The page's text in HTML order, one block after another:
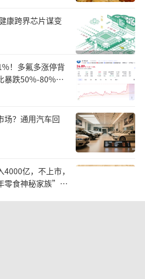
日，万泰生物发出公告，邱
总经理一职，曾担任贝克曼库
裁及中国区总经理的姜植铭
的市场潜力和政策支持与个人
在一起的可能。
生物期间，任职为总裁，负
、管线战略、商务合作及国际
药对其的期待有异曲同工之
康跨界芯片谋变
！多氟多涨停背
暴跌50%-80%，
场？通用汽车回
亿，不上市，
零食神秘家族”浮